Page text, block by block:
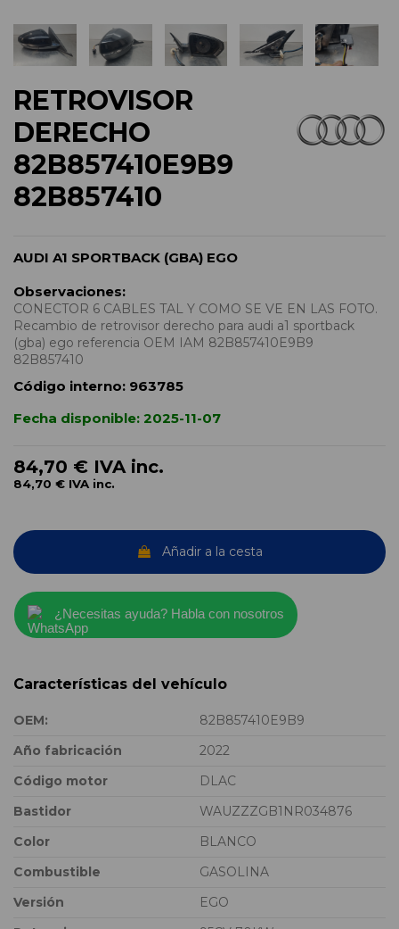
RETROVISOR
DERECHO
82B857410E9B9
82B857410
AUDI A1 SPORTBACK (GBA) EGO
Observaciones:
CONECTOR 6 CABLES TAL Y COMO SE VE EN LAS FOTO.
Recambio de retrovisor derecho para audi a1 sportback
(gba) ego referencia OEM IAM 82B857410E9B9
82B857410
Código interno: 963785
Fecha disponible: 2025-11-07
84,70 € IVA inc.
84,70 € IVA inc.
Añadir a la cesta
¿Necesitas ayuda? Habla con nosotros
Características del vehículo
OEM:
82B857410E9B9
Año fabricación
2022
Código motor
DLAC
Bastidor
WAUZZZGB1NR034876
Color
BLANCO
Combustible
GASOLINA
Versión
EGO